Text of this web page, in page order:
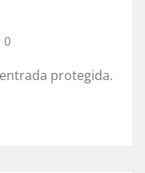
0
protegida.